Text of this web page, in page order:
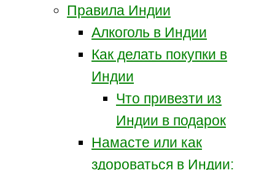
Правила Индии
Алкоголь в Индии
Как делать покупки в
Индии
Что привезти из
Индии в подарок
Намасте или как
здороваться в Индии: